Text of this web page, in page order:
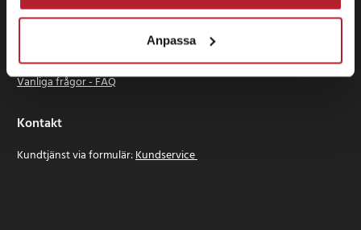
Anpassa
Information
Logga in
Vanliga frågor - FAQ
Kontakt
Kundtjänst via formulär:Kundservice